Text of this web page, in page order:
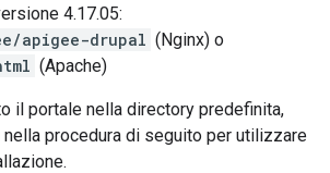
4.17.05:
apigee-drupal (Nginx) o
(Apache)
il portale nella directory predefinita,
procedura di seguito per utilizzare